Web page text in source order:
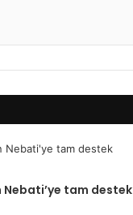
Nebati’ye tam destek